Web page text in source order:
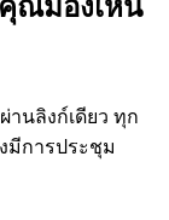
ณมองเห็น
านลิงก์เดียว ทุก
มีการประชุม